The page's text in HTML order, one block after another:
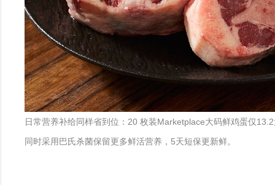
日常营养补给同样省到位：20 枚装Marketplace大码鲜鸡蛋仅
同时采用巴氏杀菌保留更多鲜活营养，5天短保更新鲜。